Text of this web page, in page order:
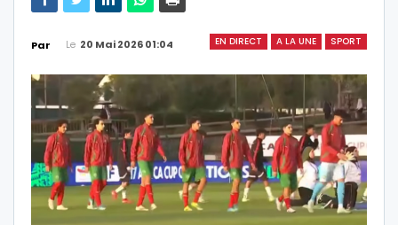
EN DIRECT A LA UNE SPORT
Par Le 20 Mai 2026 01:04